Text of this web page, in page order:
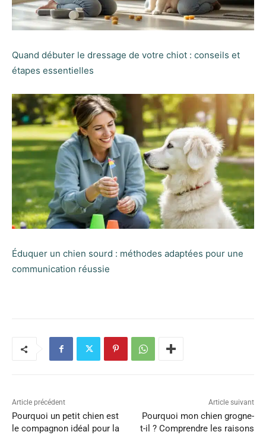
Quand débuter le dressage de votre chiot : conseils et
étapes essentielles
Éduquer un chien sourd : méthodes adaptées pour une
communication réussie
Article précédent
Pourquoi un petit chien est
le compagnon idéal pour la
Article suivant
Pourquoi mon chien grogne-
t-il ? Comprendre les raisons